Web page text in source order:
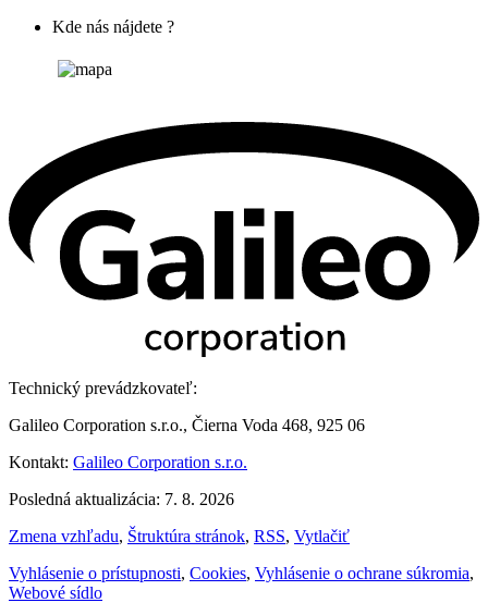
Kde nás nájdete ?
Technický prevádzkovateľ:
Galileo Corporation s.r.o., Čierna Voda 468, 925 06
Kontakt: Galileo Corporation s.r.o.
Posledná aktualizácia: 7. 8. 2026
Zmena vzhľadu, Štruktúra stránok, RSS, Vytlačiť
Vyhlásenie o prístupnosti, Cookies, Vyhlásenie o ochrane súkromia,
Webové sídlo